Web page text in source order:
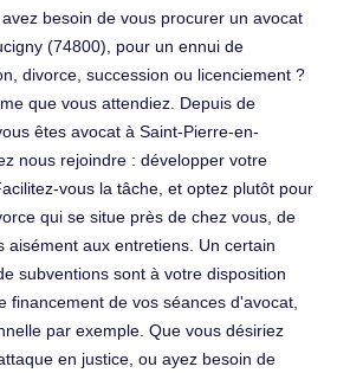
besoin de vous procurer un avocat
(74800), pour un ennui de
divorce, succession ou licenciement ?
que vous attendiez. Depuis de
êtes avocat à Saint-Pierre-en-
nous rejoindre : développer votre
vous la tâche, et optez plutôt pour
qui se situe près de chez vous, de
aisément aux entretiens. Un certain
subventions sont à votre disposition
financement de vos séances d'avocat,
par exemple. Que vous désiriez
en justice, ou ayez besoin de